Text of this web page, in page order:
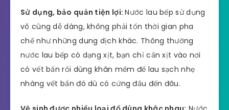
Sử dụng, bảo quản tiện lợi:Nước lau bếp sử dụng
vô cùng dễ dàng, không phải tốn thời gian pha
chế như những dung dịch khác. Thông thường
nước lau bếp có dạng xịt, bạn chỉ cần xịt vào nơi
có vết bẩn rồi dùng khăn mềm để lau sạch nhẹ
nhàng vết bẩn đó dù có cứng đầu đến đâu.